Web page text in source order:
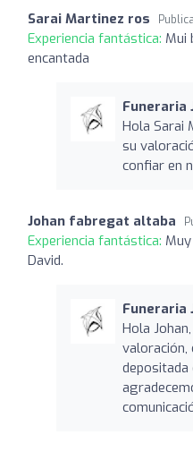
Sarai Martinez ros
Experiencia fantástica: Mui
encantada
Funeraria
Hola Sarai
su
confiar en
Johan fabregat altaba
Experiencia fantástica:
David.
Funeraria
Hola
valoración,
depositada